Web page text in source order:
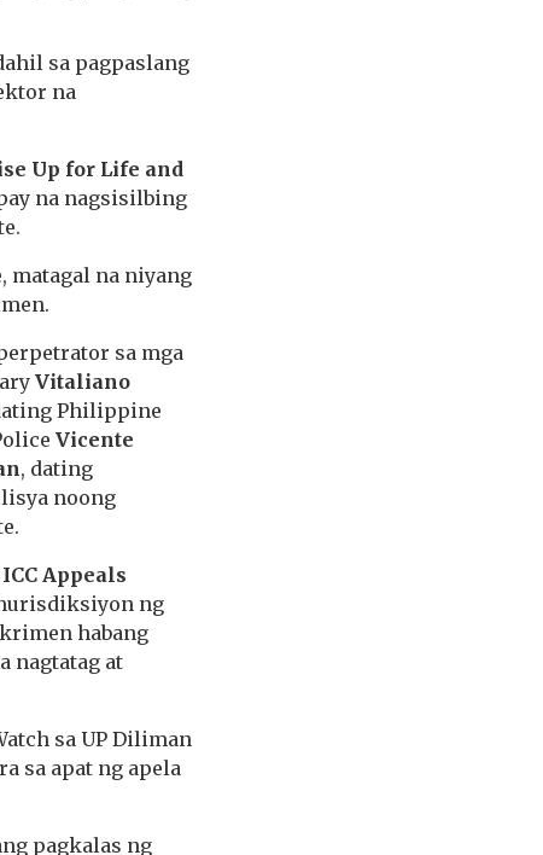
sa pagpaslang
na
Up for Life and
na nagsisilbing
matagal na niyang
sa mga
Vitaliano
Philippine
Vicente
, dating
noong
ICC Appeals
ng
habang
nagtatag at
sa UP Diliman
sa apat ng apela
pagkalas ng